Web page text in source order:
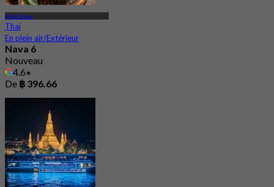
Asiatique
Thaï
En plein air/Extérieur
Nava 6
Nouveau
4.6
De ฿ 396.66